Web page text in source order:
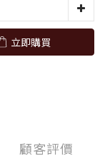
立即購買
顧客評價